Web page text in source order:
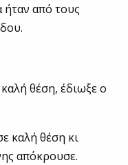
από τους
θέση, έδιωξε ο
καλή θέση κι
απόκρουσε.